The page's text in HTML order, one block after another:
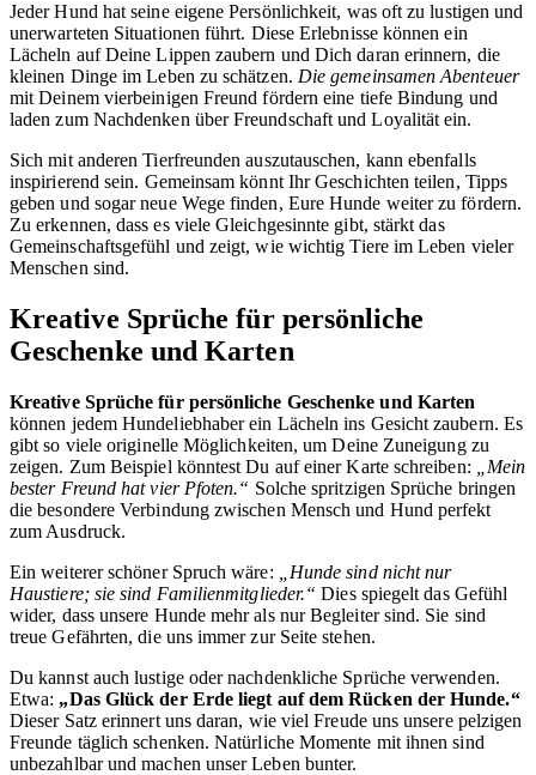
Jeder Hund hat seine eigene Persönlichkeit, was oft zu lustigen und
unerwarteten Situationen führt. Diese Erlebnisse können ein
Lächeln auf Deine Lippen zaubern und Dich daran erinnern, die
kleinen Dinge im Leben zu schätzen. Die gemeinsamen Abenteuer
mit Deinem vierbeinigen Freund fördern eine tiefe Bindung und
laden zum Nachdenken über Freundschaft und Loyalität ein.
Sich mit anderen Tierfreunden auszutauschen, kann ebenfalls
inspirierend sein. Gemeinsam könnt Ihr Geschichten teilen, Tipps
geben und sogar neue Wege finden, Eure Hunde weiter zu fördern.
Zu erkennen, dass es viele Gleichgesinnte gibt, stärkt das
Gemeinschaftsgefühl und zeigt, wie wichtig Tiere im Leben vieler
Menschen sind.
Kreative Sprüche für persönliche
Geschenke und Karten
Kreative Sprüche für persönliche Geschenke und Karten
können jedem Hundeliebhaber ein Lächeln ins Gesicht zaubern. Es
gibt so viele originelle Möglichkeiten, um Deine Zuneigung zu
zeigen. Zum Beispiel könntest Du auf einer Karte schreiben:
„Mein
bester Freund hat vier Pfoten.“ Solche spritzigen Sprüche bringen
die besondere Verbindung zwischen Mensch und Hund perfekt
zum Ausdruck.
Ein weiterer schöner Spruch wäre:
„Hunde sind nicht nur
Haustiere; sie sind Familienmitglieder.“ Dies spiegelt das Gefühl
wider, dass unsere Hunde mehr als nur Begleiter sind. Sie sind
treue Gefährten, die uns immer zur Seite stehen.
Du kannst auch lustige oder nachdenkliche Sprüche verwenden.
Etwa: „Das Glück der Erde liegt auf dem Rücken der Hunde.“
Dieser Satz erinnert uns daran, wie viel Freude uns unsere pelzigen
Freunde täglich schenken. Natürliche Momente mit ihnen sind
unbezahlbar und machen unser Leben bunter.